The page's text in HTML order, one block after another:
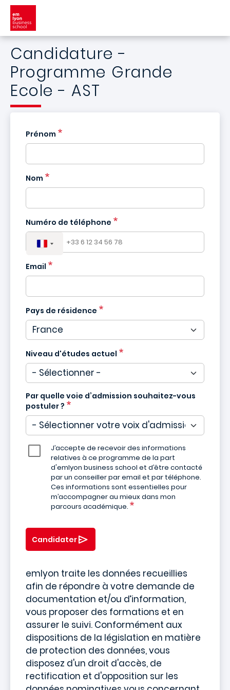
Aller au contenu principal
Candidature -
Programme Grande
Ecole - AST
Prénom
Nom
Numéro de téléphone
France
Email
Pays de résidence
Niveau d'études actuel
Par quelle voie d’admission souhaitez-vous
postuler ?
J’accepte de recevoir des informations
relatives à ce programme de la part
d'emlyon business school et d’être contacté
par un conseiller par email et par téléphone.
Ces informations sont essentielles pour
m’accompagner au mieux dans mon
parcours académique.
Candidater
emlyon traite les données recueillies
afin de répondre à votre demande de
documentation et/ou d’information,
vous proposer des formations et en
assurer le suivi. Conformément aux
dispositions de la législation en matière
de protection des données, vous
disposez d'un droit d'accès, de
rectification et d'opposition sur les